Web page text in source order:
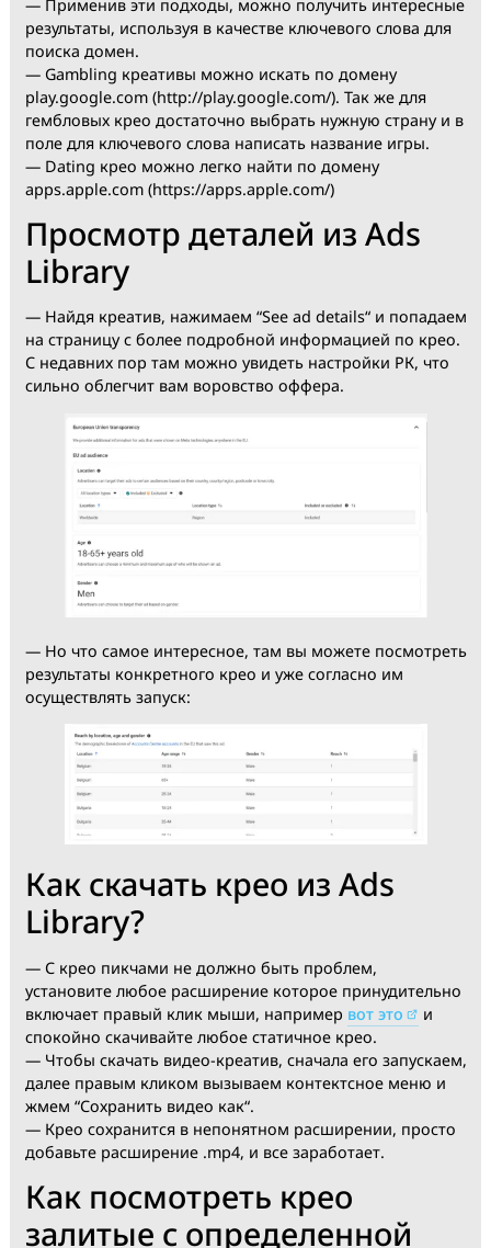
получаем все креативы с текстом на казахском
содержащие “қ”.
— Но можно получить результат получше, взяв
распространенную кириллическую букву “А”
есть как в русском, так и в казахском языках).
— Добавьте ее в поисковую строку, и в фильтрах
появится казахский язык, который ранее
— Применив эти подходы, можно получить
результаты, используя в качестве ключевого слова
— Gambling креативы можно искать по домену
play.google.com (http://play.google.com/). Так же для
гембловых крео достаточно выбрать нужную страну
поле для ключевого слова написать название игры.
— Dating крео можно легко найти по домену
apps.apple.com (https://apps.apple.com/)
Просмотр деталей из Ads
Library
— Найдя креатив, нажимаем “See ad details“ и
С недавних пор там можно увидеть настройки РК,
сильно облегчит вам воровство оффера.
— Но что самое интересное, там вы можете
результаты конкретного крео и уже согласно им
осуществлять запуск:
Как скачать крео из Ads